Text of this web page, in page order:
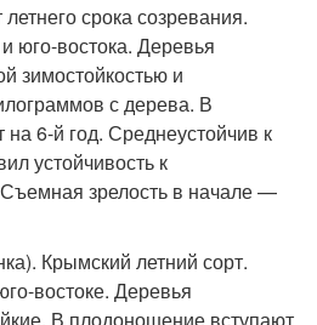
срока созревания.
юго-востока. Деревья
зимостойкостью и
с дерева. В
6-й год. Среднеустойчив к
устойчивость к
зрелость в начале —
Крымский летний сорт.
востоке. Деревья
В плодоношение вступают